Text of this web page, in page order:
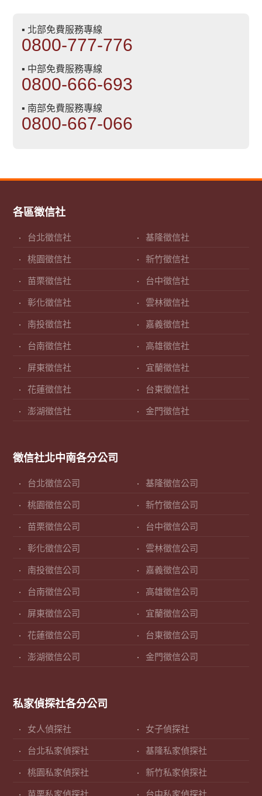
▪ 北部免費服務專線
0800-777-776
▪ 中部免費服務專線
0800-666-693
▪ 南部免費服務專線
0800-667-066
各區徵信社
台北徵信社 基隆徵信社
桃園徵信社 新竹徵信社
苗栗徵信社 台中徵信社
彰化徵信社 雲林徵信社
南投徵信社 嘉義徵信社
台南徵信社 高雄徵信社
屏東徵信社 宜蘭徵信社
花蓮徵信社 台東徵信社
澎湖徵信社 金門徵信社
徵信社北中南各分公司
台北徵信公司 基隆徵信公司
桃園徵信公司 新竹徵信公司
苗栗徵信公司 台中徵信公司
彰化徵信公司 雲林徵信公司
南投徵信公司 嘉義徵信公司
台南徵信公司 高雄徵信公司
屏東徵信公司 宜蘭徵信公司
花蓮徵信公司 台東徵信公司
澎湖徵信公司 金門徵信公司
私家偵探社各分公司
女人偵探社 女子偵探社
台北私家偵探社 基隆私家偵探社
桃園私家偵探社 新竹私家偵探社